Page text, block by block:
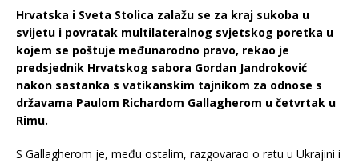
Hrvatska i Sveta Stolica zalažu se za kraj sukoba u
svijetu i povratak multilateralnog svjetskog poretka u
kojem se poštuje međunarodno pravo, rekao je
predsjednik Hrvatskog sabora Gordan Jandroković
nakon sastanka s vatikanskim tajnikom za odnose s
državama Paulom Richardom Gallagherom u četvrtak u
Rimu.
S Gallagherom je, među ostalim, razgovarao o ratu u Ukrajini i